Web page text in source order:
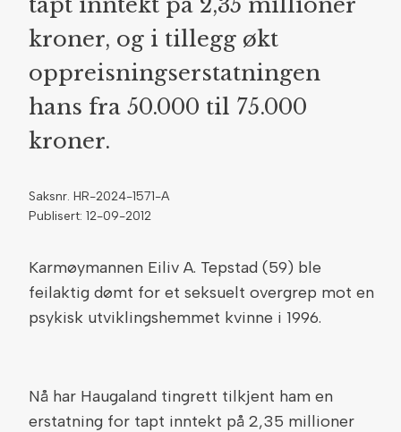
kroner, og i tillegg økt
oppreisningserstatningen
hans fra 50.000 til 75.000
kroner.
Saksnr. HR-2024-1571-A
Publisert: 12-09-2012
Karmøymannen Eiliv A. Tepstad (59) ble
feilaktig dømt for et seksuelt overgrep mot en
psykisk utviklingshemmet kvinne i 1996.
Nå har Haugaland tingrett tilkjent ham en
erstatning for tapt inntekt på 2,35 millioner